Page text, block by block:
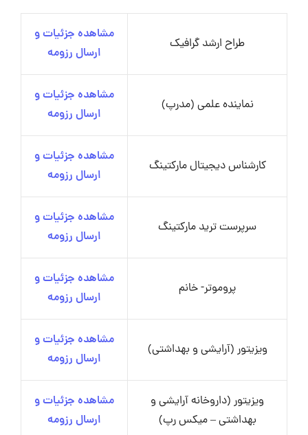
طراح ارشد گرافیک
مشاهده جزئیات و
ارسال رزومه
نماینده علمی (مدرپ)
مشاهده جزئیات و
ارسال رزومه
کارشناس دیجیتال مارکتینگ
مشاهده جزئیات و
ارسال رزومه
سرپرست ترید مارکتینگ
مشاهده جزئیات و
ارسال رزومه
پروموتر- خانم
مشاهده جزئیات و
ارسال رزومه
ویزیتور (آرایشی و بهداشتی)
مشاهده جزئیات و
ارسال رزومه
ویزیتور (داروخانه آرایشی و
بهداشتی – میکس رپ)
مشاهده جزئیات و
ارسال رزومه